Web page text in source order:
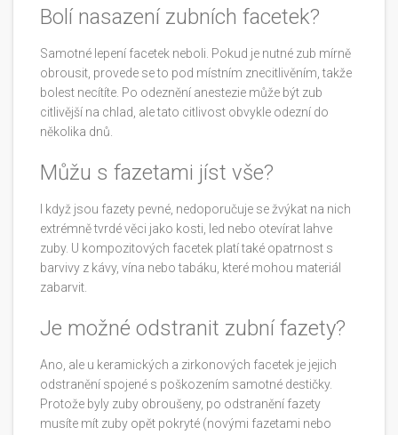
Bolí nasazení zubních facetek?
Samotné lepení facetek neboli. Pokud je nutné zub mírně
obrousit, provede se to pod místním znecitlivěním, takže
bolest necítíte. Po odeznění anestezie může být zub
citlivější na chlad, ale tato citlivost obvykle odezní do
několika dnů.
Můžu s fazetami jíst vše?
I když jsou fazety pevné, nedoporučuje se žvýkat na nich
extrémně tvrdé věci jako kosti, led nebo otevírat lahve
zuby. U kompozitových facetek platí také opatrnost s
barvivy z kávy, vína nebo tabáku, které mohou materiál
zabarvit.
Je možné odstranit zubní fazety?
Ano, ale u keramických a zirkonových facetek je jejich
odstranění spojené s poškozením samotné destičky.
Protože byly zuby obroušeny, po odstranění fazety
musíte mít zuby opět pokryté (novými fazetami nebo